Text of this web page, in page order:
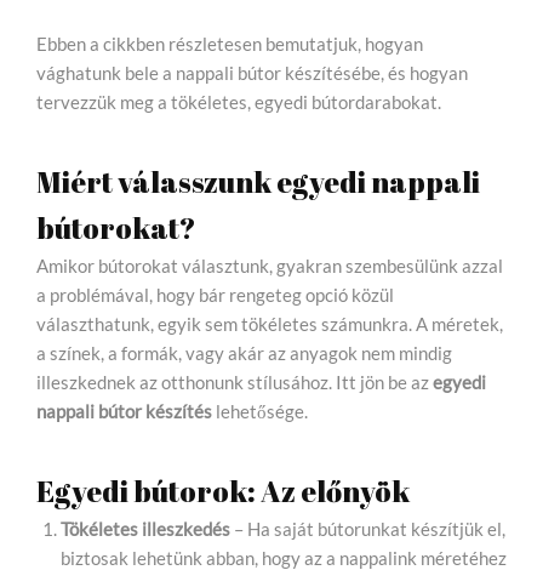
Ebben a cikkben részletesen bemutatjuk, hogyan
vághatunk bele a nappali bútor készítésébe, és hogyan
tervezzük meg a tökéletes, egyedi bútordarabokat.
Miért válasszunk egyedi nappali
bútorokat?
Amikor bútorokat választunk, gyakran szembesülünk azzal
a problémával, hogy bár rengeteg opció közül
választhatunk, egyik sem tökéletes számunkra. A méretek,
a színek, a formák, vagy akár az anyagok nem mindig
illeszkednek az otthonunk stílusához. Itt jön be azegyedi
nappali bútor készítés lehetősége.
Egyedi bútorok: Az előnyök
Tökéletes illeszkedés – Ha saját bútorunkat készítjük el,
biztosak lehetünk abban, hogy az a nappalink méretéhez